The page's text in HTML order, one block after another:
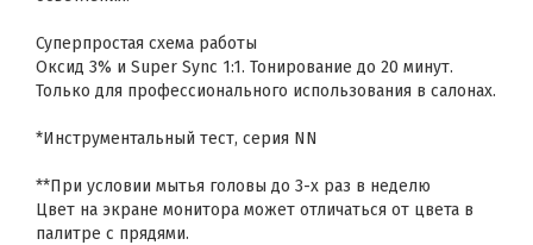
Суперпростая схема работы
Оксид 3% и Super Sync 1:1. Тонирование до 20 минут.
Только для профессионального использования в салонах.
*Инструментальный тест, серия NN
**При условии мытья головы до 3-х раз в неделю
Цвет на экране монитора может отличаться от цвета в
палитре с прядями.